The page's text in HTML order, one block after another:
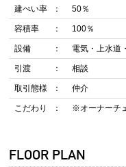
建ぺい率 50％
容積率 100％
設備 電気・上水道
引渡 相談
取引態様 仲介
こだわり ※オーナーチ
FLOOR PLAN